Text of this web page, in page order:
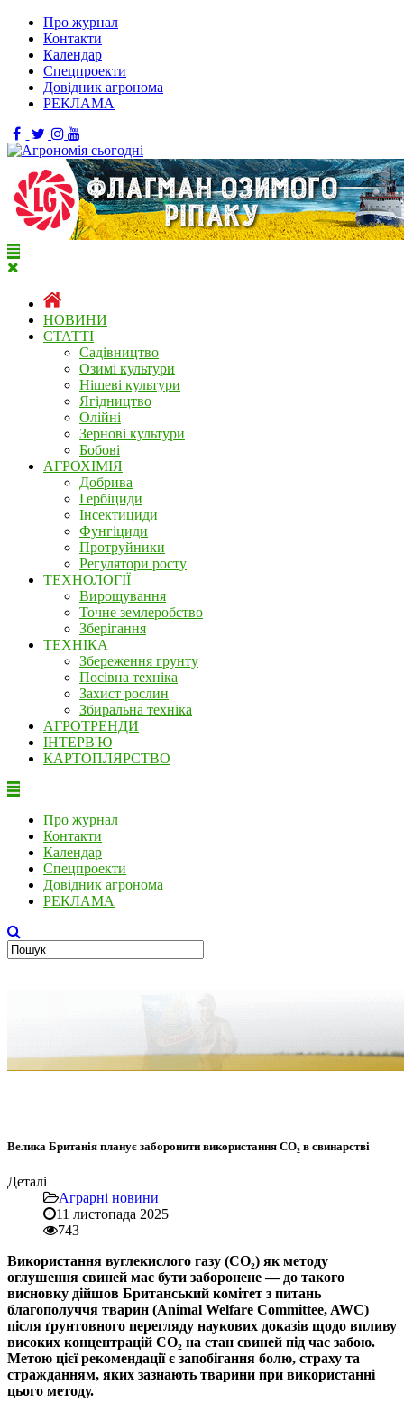
Про журнал
Контакти
Календар
Спецпроекти
Довідник агронома
РЕКЛАМА
НОВИНИ
СТАТТІ
Садівництво
Озимі культури
Нішеві культури
Ягідництво
Олійні
Зернові культури
Бобові
АГРОХІМІЯ
Добрива
Гербіциди
Інсектициди
Фунгіциди
Протруйники
Регулятори росту
ТЕХНОЛОГІЇ
Вирощування
Точне землеробство
Зберігання
ТЕХНІКА
Збереження грунту
Посівна техніка
Захист рослин
Збиральна техніка
АГРОТРЕНДИ
ІНТЕРВ'Ю
КАРТОПЛЯРСТВО
Про журнал
Контакти
Календар
Спецпроекти
Довідник агронома
РЕКЛАМА
Велика Британія планує заборонити використання CO₂ в свинарстві
Деталі
Аграрні новини
11 листопада 2025
743
Використання вуглекислого газу (CO₂) як методу
оглушення свиней має бути заборонене — до такого
висновку дійшов Британський комітет з питань
благополуччя тварин (Animal Welfare Committee, AWC)
після ґрунтовного перегляду наукових доказів щодо впливу
високих концентрацій CO₂ на стан свиней під час забою.
Метою цієї рекомендації є запобігання болю, страху та
стражданням, яких зазнають тварини при використанні
цього методу.